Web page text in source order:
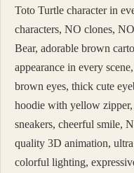
Toto Turtle character in
characters, NO clones,
Bear, adorable brown
appearance in every
brown eyes, thick cute
hoodie with yellow
sneakers, cheerful smile,
quality 3D animation,
colorful lighting,